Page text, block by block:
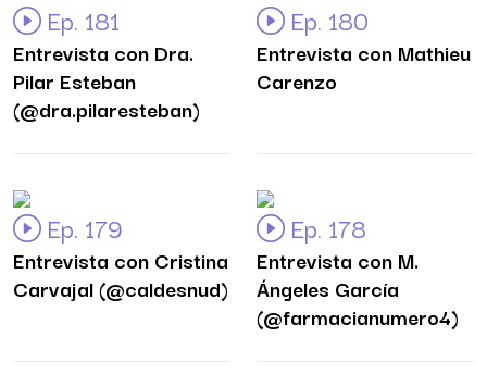
Ep. 181
Entrevista con Dra.
Pilar Esteban
(@dra.pilaresteban)
Ep. 180
Entrevista con Mathieu
Carenzo
Ep. 179
Entrevista con Cristina
Carvajal (@caldesnud)
Ep. 178
Entrevista con M.
Ángeles García
(@farmacianumero4)